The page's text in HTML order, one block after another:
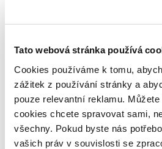
Tato webová stránka používá
Cookies používáme k tomu,
zážitek z používání stránky a
pouze relevantní reklamu.
cookies chcete spravovat sami,
všechny. Pokud byste nás
vašich práv v souvislosti se
Pravidelné informace o
Co je inflace, jaké jsou
meziroční inflace?